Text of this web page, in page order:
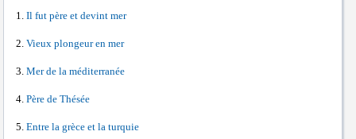
Il fut père et devint mer
Vieux plongeur en mer
Mer de la méditerranée
Père de Thésée
Entre la grèce et la turquie